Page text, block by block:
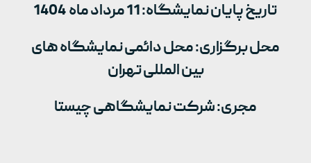
تاریخ پایان نمایشگاه: 11 مرداد ماه 1404
محل برگزاری: محل دائمی نمایشگاه های
بین المللی تهران
مجری: شرکت نمایشگاهی چیستا